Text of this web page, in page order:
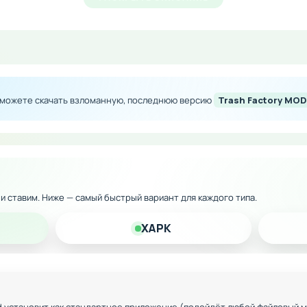
классических аркад
прогрессирующей сложностью
на конвейере
скачать взломанную, последнюю версию Trash Factory MOD
ставим. Ниже — самый быстрый вариант для каждого типа.
XAPK